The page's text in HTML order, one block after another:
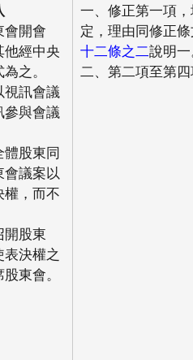
會開會
他經中央
之。
視訊會議
參與會議
股東同
會議案以
，而不
開股東
決權之
東會。
一、修正第一項
定，理由同修正
十二條之二說明一
二、第二項至第四